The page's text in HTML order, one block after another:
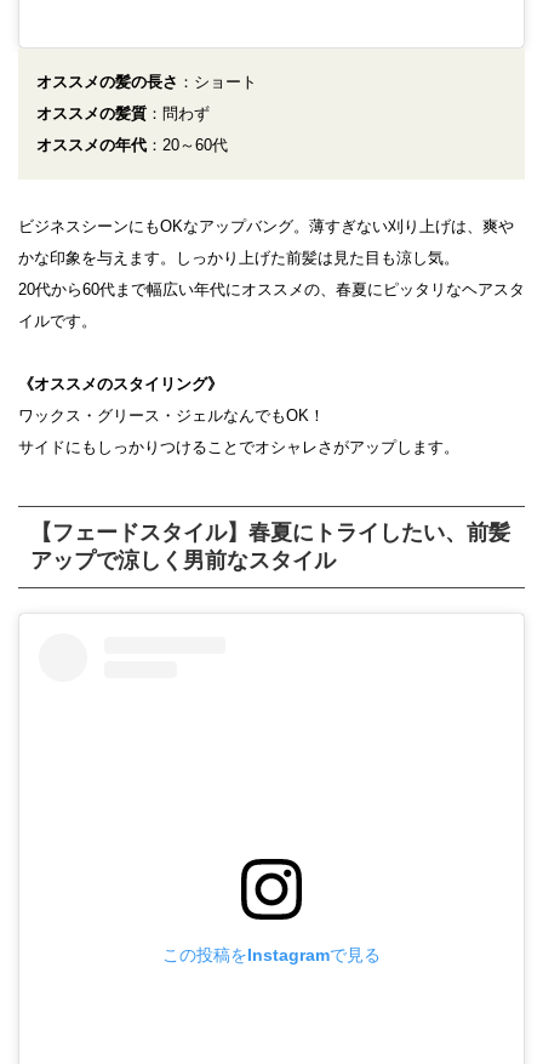
オススメの髪の長さ ：ショート
オススメの髪質 ：問わず
オススメの年代 ：20～60代
ビジネスシーンにもOKなアップバング。薄すぎない刈り上げは、爽や
かな印象を与えます。しっかり上げた前髪は見た目も涼し気。
20代から60代まで幅広い年代にオススメの、春夏にピッタリなヘアスタ
イルです。
《オススメのスタイリング》
ワックス・グリース・ジェルなんでもOK！
サイドにもしっかりつけることでオシャレさがアップします。
【フェードスタイル】春夏にトライしたい、前髪
アップで涼しく男前なスタイル
この投稿をInstagramで見る